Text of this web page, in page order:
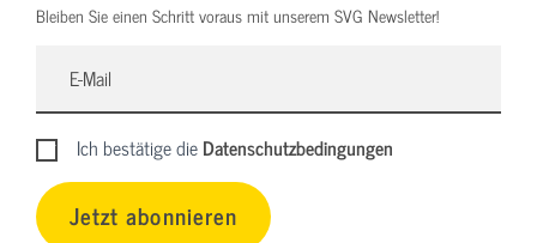
Bleiben Sie einen Schritt voraus mit unserem SVG Newsletter!
Ich bestätige dieDatenschutzbedingungen
Jetzt abonnieren